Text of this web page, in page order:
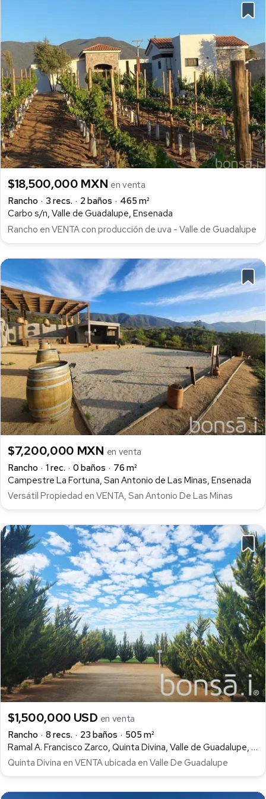
$18,500,000 MXN en venta
Rancho
3 recs. 2 baños
465 m²
Carbo s/n, Valle de Guadalupe, Ensenada
Rancho en VENTA con producción de uva - Valle de Guadalupe
$7,200,000 MXN en venta
Rancho
1 rec. 0 baños
76 m²
Campestre La Fortuna, San Antonio de Las Minas, Ensenada
Versátil Propiedad en VENTA, San Antonio De Las Minas
$1,500,000 USD en venta
Rancho
8 recs. 23 baños
505 m²
Ramal A. Francisco Zarco, Quinta Divina, Valle de Guadalupe, Ensenada
Quinta Divina en VENTA ubicada en Valle De Guadalupe